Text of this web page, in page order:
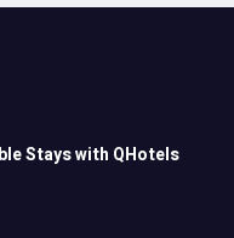
Stays with QHotels